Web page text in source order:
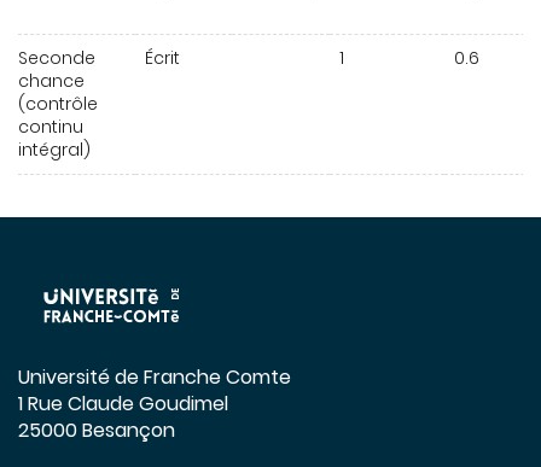
Seconde
chance
(contrôle
continu
intégral)
Écrit 1 0.6
Université de Franche Comte
1 Rue Claude Goudimel
25000 Besançon